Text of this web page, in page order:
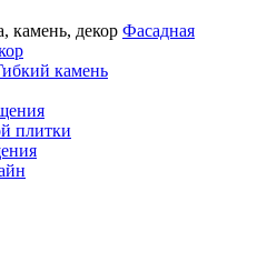
Фасадная
камень
плитки